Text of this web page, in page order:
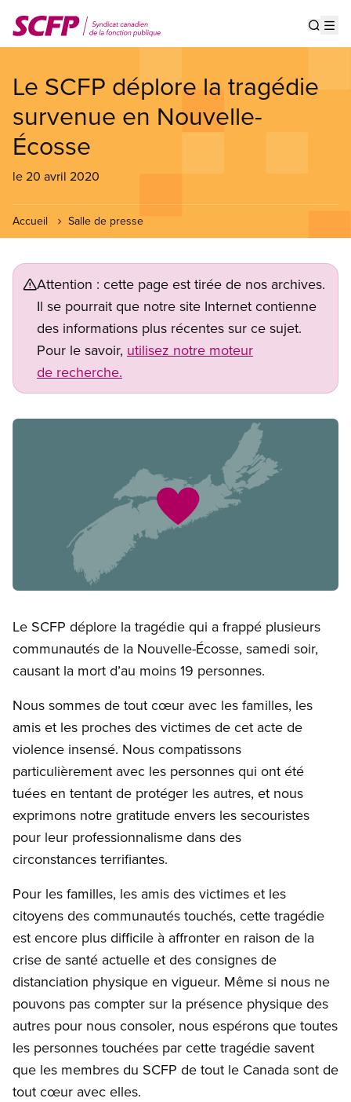
au
contenu
Le SCFP déplore la tragédie
survenue en Nouvelle-
Écosse
le 20 avril 2020
Accueil Salle de presse
Attention : cette page est tirée de nos archives.
Il se pourrait que notre site Internet contienne
des informations plus récentes sur ce sujet.
Pour le savoir, utilisez notre moteur
de recherche.
Image
Le SCFP déplore la tragédie qui a frappé plusieurs
communautés de la Nouvelle-Écosse, samedi soir,
causant la mort d’au moins 19 personnes.
Nous sommes de tout cœur avec les familles, les
amis et les proches des victimes de cet acte de
violence insensé. Nous compatissons
particulièrement avec les personnes qui ont été
tuées en tentant de protéger les autres, et nous
exprimons notre gratitude envers les secouristes
pour leur professionnalisme dans des
circonstances terrifiantes.
Pour les familles, les amis des victimes et les
citoyens des communautés touchés, cette tragédie
est encore plus difficile à affronter en raison de la
crise de santé actuelle et des consignes de
distanciation physique en vigueur. Même si nous ne
pouvons pas compter sur la présence physique des
autres pour nous consoler, nous espérons que toutes
les personnes touchées par cette tragédie savent
que les membres du SCFP de tout le Canada sont de
tout cœur avec elles.